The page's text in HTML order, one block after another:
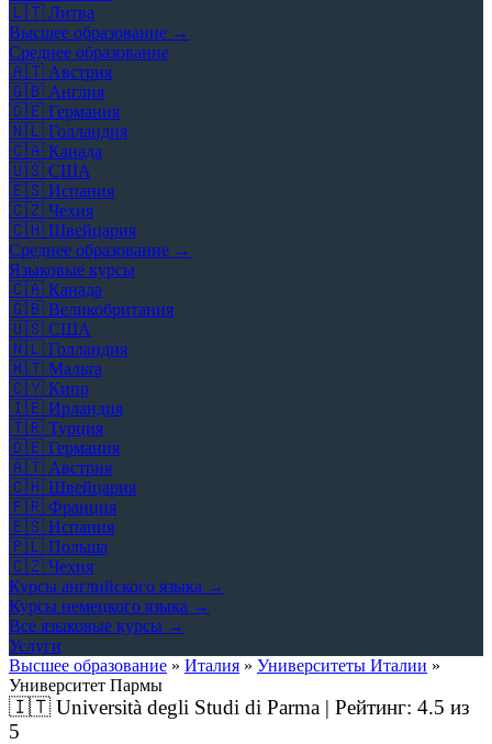
🇱🇹 Литва
Высшее образование →
Среднее образование
🇦🇹 Австрия
🇬🇧 Англия
🇩🇪 Германия
🇳🇱 Голландия
🇨🇦 Канада
🇺🇸 США
🇪🇸 Испания
🇨🇿 Чехия
🇨🇭 Швейцария
Среднее образование →
Языковые курсы
🇨🇦 Канада
🇬🇧 Великобритания
🇺🇸 США
🇳🇱 Голландия
🇲🇹 Мальта
🇨🇾 Кипр
🇮🇪 Ирландия
🇹🇷 Турция
🇩🇪 Германия
🇦🇹 Австрия
🇨🇭 Швейцария
🇫🇷 Франция
🇪🇸 Испания
🇵🇱 Польша
🇨🇿 Чехия
Курсы английского языка →
Курсы немецкого языка →
Все языковые курсы →
Услуги
Высшее образование » Италия » Университеты Италии »
Университет Пармы
🇮🇹Università degli Studi di Parma | Рейтинг: 4.5 из
5